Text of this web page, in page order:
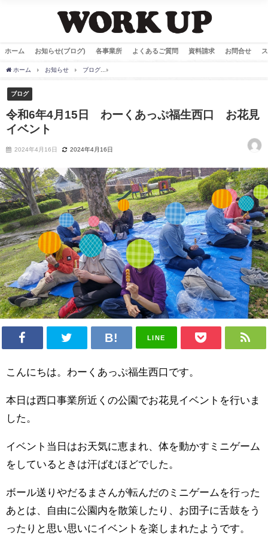
ホーム お知らせ(ブログ) 各事業所 よくあるご質問 資料請求 お問合せ
ホーム お知らせ ブログ
ブログ
令和6年4月15日 わーくあっぷ福生西口 お花見
イベント
2024年4月16日 2024年4月16日
LINE
こんにちは。わーくあっぷ福生西口です。
本日は西口事業所近くの公園でお花見イベントを行いま
した。
イベント当日はお天気に恵まれ、体を動かすミニゲーム
をしているときは汗ばむほどでした。
ボール送りやだるまさんが転んだのミニゲームを行った
あとは、自由に公園内を散策したり、お団子に舌鼓をう
ったりと思い思いにイベントを楽しまれたようです。